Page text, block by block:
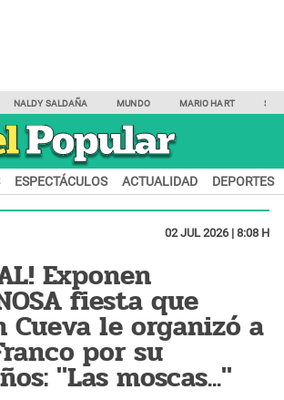
NALDY SALDAÑA MUNDO MARIO HART
ESPECTÁCULOS ACTUALIDAD DEPORTES
02 JUL 2026 | 8:08 H
Exponen
fiesta que
Cueva le organizó a
por su
"Las moscas..."